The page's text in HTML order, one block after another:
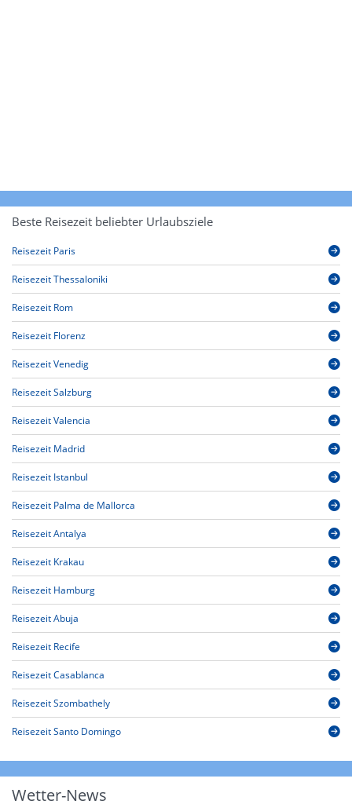
Beste Reisezeit beliebter Urlaubsziele
Reisezeit Paris
Reisezeit Thessaloniki
Reisezeit Rom
Reisezeit Florenz
Reisezeit Venedig
Reisezeit Salzburg
Reisezeit Valencia
Reisezeit Madrid
Reisezeit Istanbul
Reisezeit Palma de Mallorca
Reisezeit Antalya
Reisezeit Krakau
Reisezeit Hamburg
Reisezeit Abuja
Reisezeit Recife
Reisezeit Casablanca
Reisezeit Szombathely
Reisezeit Santo Domingo
Wetter-News